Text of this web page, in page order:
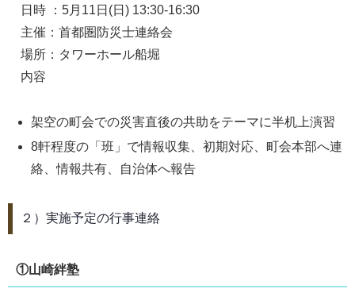
日時 ：5月11日(日) 13:30-16:30
主催：首都圏防災士連絡会
場所：タワーホール船堀
内容
架空の町会での災害直後の共助をテーマに半机上演習
8軒程度の「班」で情報収集、初期対応、町会本部へ連
絡、情報共有、自治体へ報告
２）実施予定の行事連絡
①山崎絆塾